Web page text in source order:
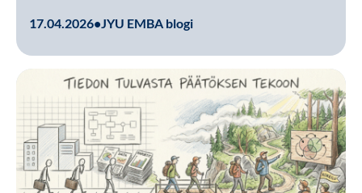
17.04.2026•JYU EMBA blogi